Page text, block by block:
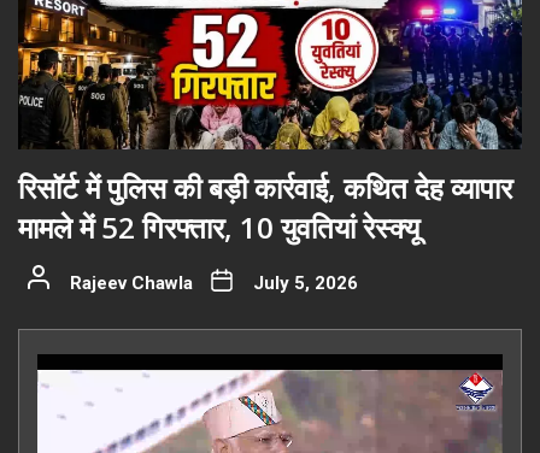
रिसॉर्ट में पुलिस की बड़ी कार्रवाई, कथित देह व्यापार
मामले में 52 गिरफ्तार, 10 युवतियां रेस्क्यू
Rajeev Chawla July 5, 2026